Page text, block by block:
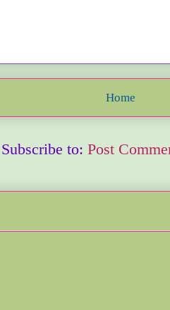
Home
Subscribe to: Post